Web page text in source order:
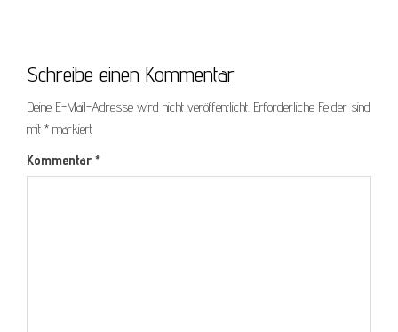
Schreibe einen Kommentar
Deine E-Mail-Adresse wird nicht veröffentlicht. Erforderliche Felder sind
mit * markiert
Kommentar *